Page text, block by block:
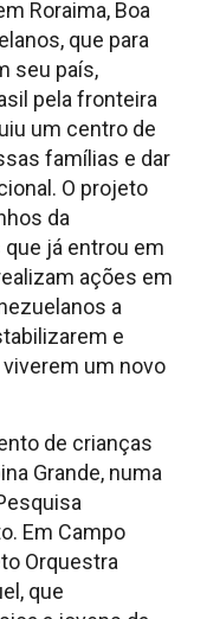
Roraima, Boa
que para
seu país,
pela fronteira
um centro de
famílias e dar
O projeto
da
já entrou em
ações em
a
e
um novo
de crianças
Grande, numa
Em Campo
Orquestra
que